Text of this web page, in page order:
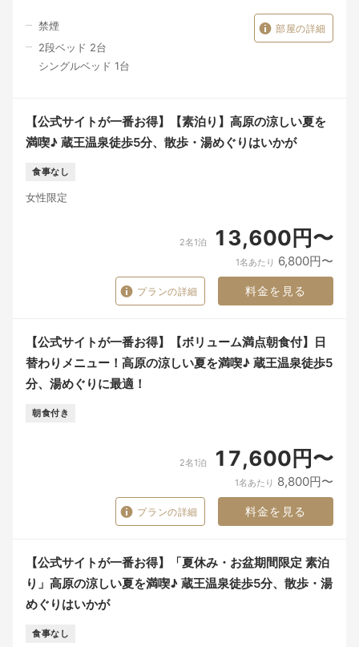
禁煙
2段ベッド 2台
シングルベッド 1台
部屋の詳細
【公式サイトが一番お得】【素泊り】高原の涼しい夏を
満喫♪ 蔵王温泉徒歩5分、散歩・湯めぐりはいかが
食事なし
女性限定
2名1泊 13,600円〜
1名あたり 6,800円〜
プランの詳細 料金を見る
【公式サイトが一番お得】【ボリューム満点朝食付】日
替わりメニュー！高原の涼しい夏を満喫♪ 蔵王温泉徒歩5
分、湯めぐりに最適！
朝食付き
2名1泊 17,600円〜
1名あたり 8,800円〜
プランの詳細 料金を見る
【公式サイトが一番お得】「夏休み・お盆期間限定 素泊
り」高原の涼しい夏を満喫♪ 蔵王温泉徒歩5分、散歩・湯
めぐりはいかが
食事なし